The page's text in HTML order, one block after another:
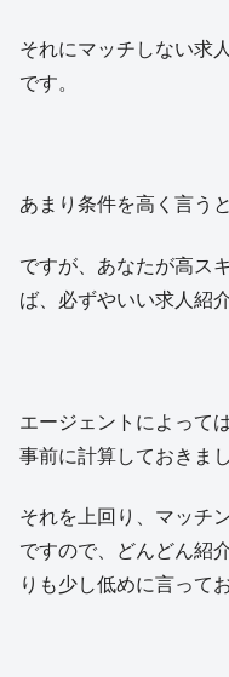
それにマッチしない求
です。
あまり条件を高く言う
ですが、あなたが高ス
ば、必ずやいい求人紹
エージェントによって
事前に計算しておきまし
それを上回り、マッチ
ですので、どんどん紹
りも少し低めに言って